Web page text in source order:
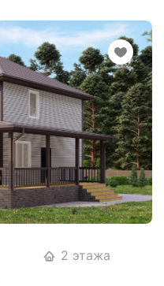
2 этажа